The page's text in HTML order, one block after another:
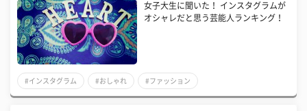
女子大生に聞いた！ インスタグラムが
オシャレだと思う芸能人ランキング！
#インスタグラム #おしゃれ #ファッション